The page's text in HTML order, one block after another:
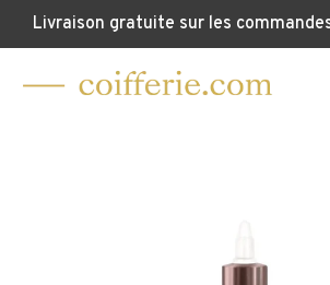
Livraison gratuite sur les